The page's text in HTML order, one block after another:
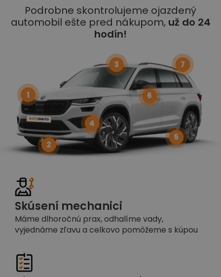
Podrobne skontrolujeme ojazdený
automobil ešte pred nákupom, už do 24
hodín!
Skúsení mechanici
Máme dlhoročnú prax, odhalíme vady,
vyjednáme zľavu a celkovo pomôžeme s kúpou
1
2
3
4
5
6
7